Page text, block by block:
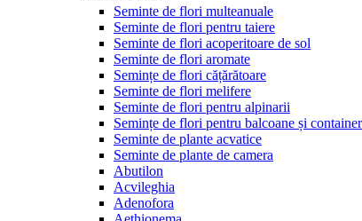
Seminte de flori multeanuale
Seminte de flori pentru taiere
Seminte de flori acoperitoare de sol
Seminte de flori aromate
Semințe de flori cățărătoare
Seminte de flori melifere
Seminte de flori pentru alpinarii
Semințe de flori pentru balcoane și
Seminte de plante acvatice
Seminte de plante de camera
Abutilon
Acvileghia
Adenofora